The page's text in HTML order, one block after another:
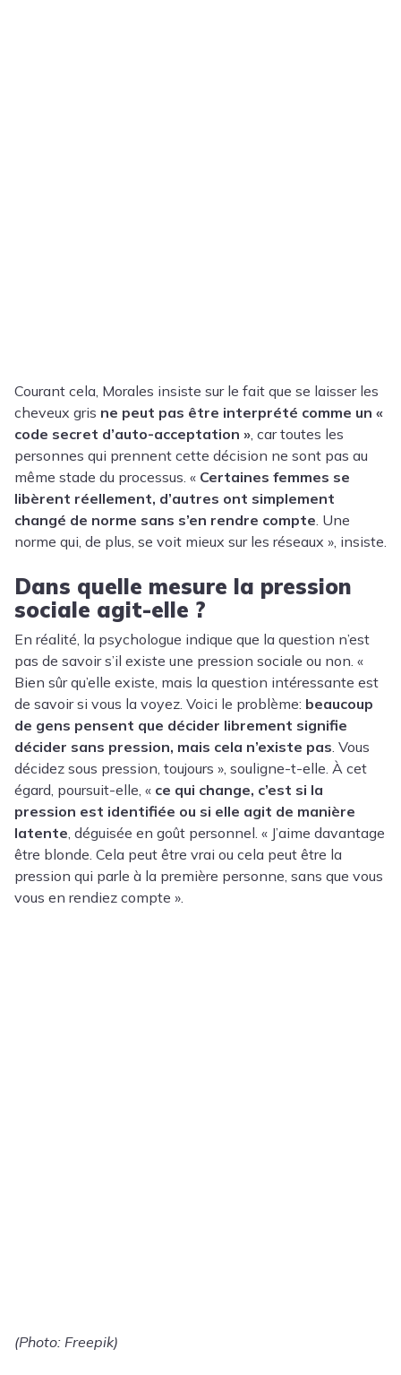
Courant cela, Morales insiste sur le fait que se laisser les
cheveux gris ne peut pas être interprété comme un «
code secret d’auto-acceptation » , car toutes les
personnes qui prennent cette décision ne sont pas au
même stade du processus. « Certaines femmes se
libèrent réellement, d’autres ont simplement
changé de norme sans s’en rendre compte . Une
norme qui, de plus, se voit mieux sur les réseaux », insiste.
Dans quelle mesure la pression
sociale agit-elle ?
En réalité, la psychologue indique que la question n’est
pas de savoir s’il existe une pression sociale ou non. «
Bien sûr qu’elle existe, mais la question intéressante est
de savoir si vous la voyez. Voici le problème: beaucoup
de gens pensent que décider librement signifie
décider sans pression, mais cela n’existe pas. Vous
décidez sous pression, toujours », souligne-t-elle. À cet
égard, poursuit-elle, « ce qui change, c’est si la
pression est identifiée ou si elle agit de manière
latente, déguisée en goût personnel. « J’aime davantage
être blonde. Cela peut être vrai ou cela peut être la
pression qui parle à la première personne, sans que vous
vous en rendiez compte ».
(Photo: Freepik)